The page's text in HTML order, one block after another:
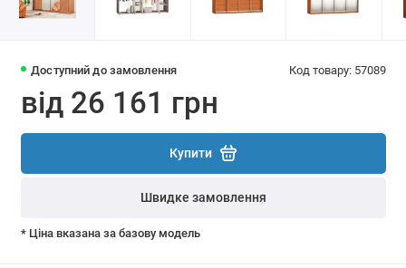
Доступний до замовлення Код товару: 57089
від 26 161 грн
Купити
Швидке замовлення
* Ціна вказана за базову модель